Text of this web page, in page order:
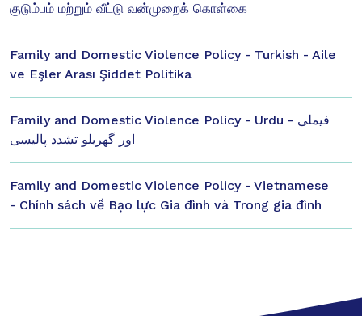
குடும்பம் மற்றும் வீட்டு வன்முறைக் கொள்கை
Family and Domestic Violence Policy - Turkish - Aile
ve Eşler Arası Şiddet Politika
Family and Domestic Violence Policy - Urdu - فیملی
اور گھریلو تشدد پالیسی
Family and Domestic Violence Policy - Vietnamese
- Chính sách về Bạo lực Gia đình và Trong gia đình